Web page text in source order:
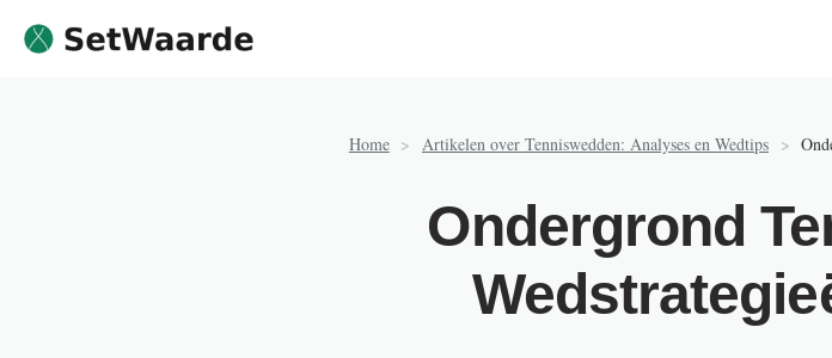
Skip to content
Home > Artikelen over Tenniswedden: Analyses en Wedtips >
Ondergrond